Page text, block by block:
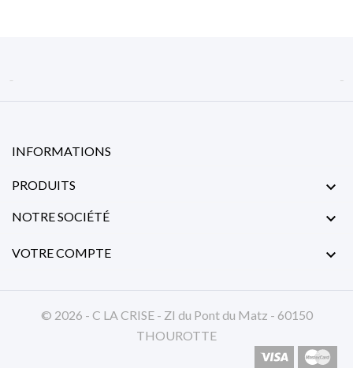
 
INFORMATIONS
PRODUITS 
NOTRE SOCIÉTÉ 
VOTRE COMPTE 
© 2026 - C LA CRISE - ZI du Pont du Matz - 60150
THOUROTTE